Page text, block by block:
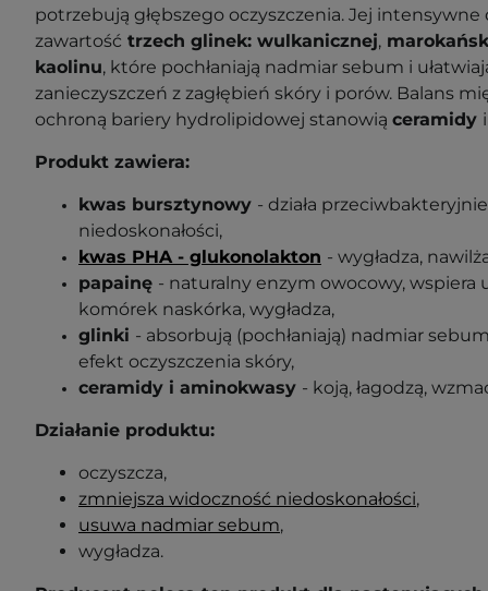
potrzebują głębszego oczyszczenia. Jej intensywne
zawartość trzech glinek: wulkanicznej,
kaolinu, które pochłaniają nadmiar sebum i
zanieczyszczeń z zagłębień skóry i porów. Balans
ochroną bariery hydrolipidowej stanowią ceramidy i
Produkt zawiera:
kwas bursztynowy - działa
niedoskonałości,
kwas PHA - glukonolakton - wygładza,
papainę - naturalny enzym owocowy, wspiera
komórek naskórka, wygładza,
glinki - absorbują (pochłaniają) nadmiar
efekt oczyszczenia skóry,
ceramidy i aminokwasy - koją, łagodzą,
Działanie produktu:
oczyszcza,
zmniejsza widoczność niedoskonałości,
usuwa nadmiar sebum,
wygładza.